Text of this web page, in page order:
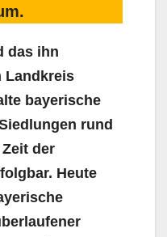
das ihn
Landkreis
bayerische
rund
der
Heute